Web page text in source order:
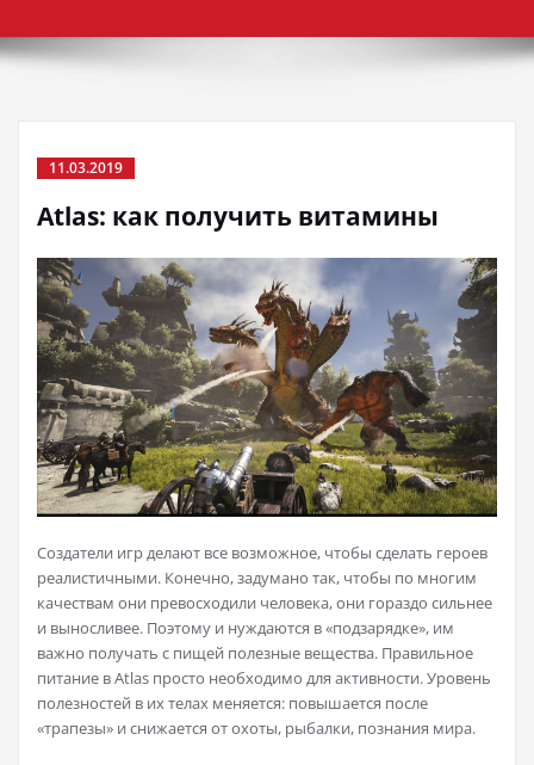
11.03.2019
Atlas: как получить витамины
Создатели игр делают все возможное, чтобы сделать героев
реалистичными. Конечно, задумано так, чтобы по многим
качествам они превосходили человека, они гораздо сильнее
и выносливее. Поэтому и нуждаются в «подзарядке», им
важно получать с пищей полезные вещества. Правильное
питание в Atlas просто необходимо для активности. Уровень
полезностей в их телах меняется: повышается после
«трапезы» и снижается от охоты, рыбалки, познания мира.